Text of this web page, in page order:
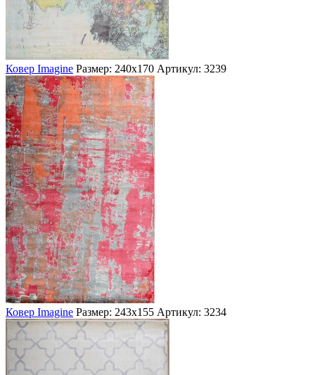
Ковер Imagine Размер: 240х170 Артикул: 3239
Ковер Imagine Размер: 243х155 Артикул: 3234